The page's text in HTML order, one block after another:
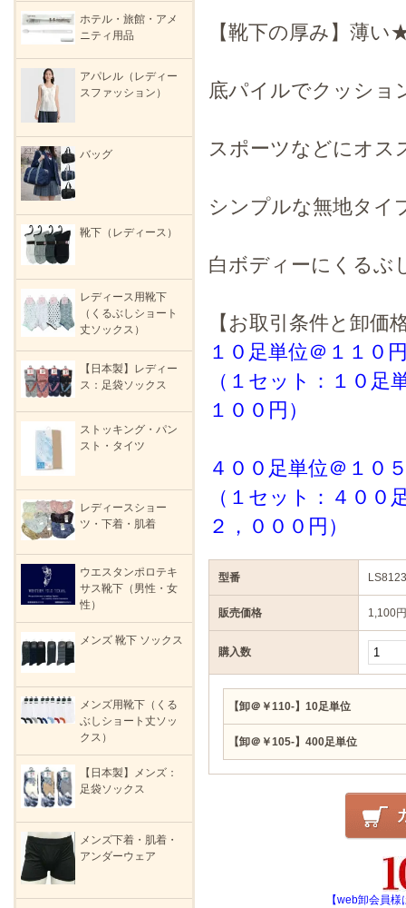
【靴下の厚み】
底パイルでクッショ
スポーツなどにオス
シンプルな無地タイ
白ボディーにくるぶ
【お取引条件と卸価
１０足単位＠１１０
（１セット：１０
１００円）
４００足単位＠１０
（１セット：４０
２，０００円）
型番
販売価格 1,100
購入数
【卸＠￥110-】10足単位
【卸＠￥105-】400足単位
【web卸会員
ホテル・旅館・アメ
ニティ用品
アパレル（レディー
スファッション）
バッグ
靴下（レディース）
レディース用靴下
（くるぶしショート
丈ソックス）
【日本製】レディー
ス：足袋ソックス
ストッキング・パン
スト・タイツ
レディースショー
ツ・下着・肌着
ウエスタンポロテキ
サス靴下（男性・女
性）
メンズ 靴下 ソックス
メンズ用靴下（くる
ぶしショート丈ソッ
クス）
【日本製】メンズ：
足袋ソックス
メンズ下着・肌着・
アンダーウェア